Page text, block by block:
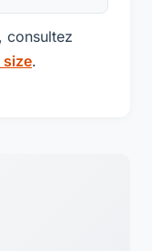
consultez
size.